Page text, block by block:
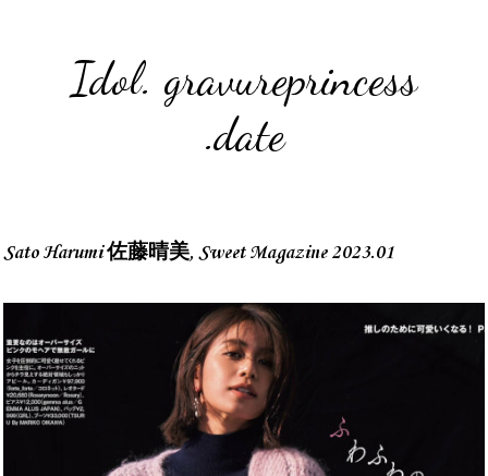
Idol. gravureprincess
.date
Sato Harumi 佐藤晴美, Sweet Magazine 2023.01